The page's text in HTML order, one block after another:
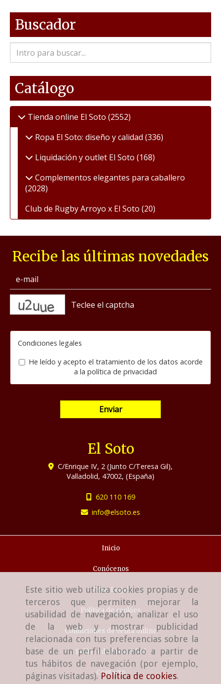
Este sitio web utiliza cookies propias y de
terceros que permiten mejorar la
usabilidad de navegación, analizar el uso
de la web y mostrar publicidad
relacionada con tus preferencias sobre la
base de un perfil elaborado a partir de
tus hábitos de navegación (por ejemplo,
páginas visitadas).Política de cookies.
Buscador
Catálogo
Tienda online El Soto (2552)
Ropa El Soto: diseño y calidad (336)
Liquidación y outlet El Soto (168)
Complementos elegantes para caballero
(2028)
Club de Rugby Arroyo x El Soto (20)
Recibe las últimas novedades
Condiciones legales
He leído y acepto el tratamiento de los datos acorde
a la política de privacidad
Enviar
El Soto
C/Enrique IV, 2 (Junto C/Teresa Gil),
Valladolid, 47002, (España)
620 110 169
info
elsoto.es
Inicio
Conócenos
Aviso Legal
Política de cookies
Condiciones de venta online
Política de Privacidad
Contacto